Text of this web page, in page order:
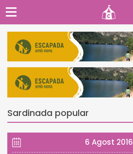
Sardinada popular
6 Agost 2016